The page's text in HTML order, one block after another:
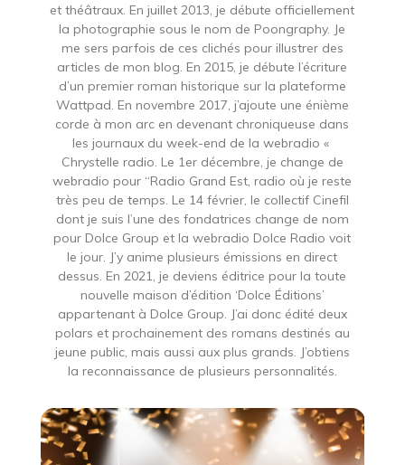
et théâtraux. En juillet 2013, je débute officiellement
la photographie sous le nom de Poongraphy. Je
me sers parfois de ces clichés pour illustrer des
articles de mon blog. En 2015, je débute l’écriture
d’un premier roman historique sur la plateforme
Wattpad. En novembre 2017, j’ajoute une énième
corde à mon arc en devenant chroniqueuse dans
les journaux du week-end de la webradio «
Chrystelle radio. Le 1er décembre, je change de
webradio pour “Radio Grand Est, radio où je reste
très peu de temps. Le 14 février, le collectif Cinefil
dont je suis l’une des fondatrices change de nom
pour Dolce Group et la webradio Dolce Radio voit
le jour. J’y anime plusieurs émissions en direct
dessus. En 2021, je deviens éditrice pour la toute
nouvelle maison d’édition ‘Dolce Éditions’
appartenant à Dolce Group. J’ai donc édité deux
polars et prochainement des romans destinés au
jeune public, mais aussi aux plus grands. J’obtiens
la reconnaissance de plusieurs personnalités.